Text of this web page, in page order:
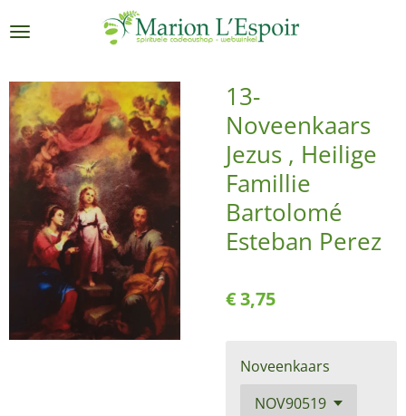
direct
de
hoofdinhoud
13-
Noveenkaars
Jezus , Heilige
Famillie
Bartolomé
Esteban Perez
€ 3,75
Noveenkaars